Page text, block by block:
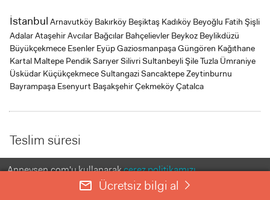
İstanbul Arnavutköy Bakırköy Beşiktaş Kadıköy Beyoğlu Fatih Şişli
AdalarAtaşehirAvcılar Bağcılar Bahçelievler Beykoz Beylikdüzü
Büyükçekmece Esenler EyüpGaziosmanpaşaGüngören Kağıthane
Kartal Maltepe PendikSarıyerSilivriSultanbeyliŞileTuzla Ümraniye
Üsküdar KüçükçekmeceSultangaziSancaktepeZeytinburnu
Bayrampaşa Esenyurt BaşakşehirÇekmeköyÇatalca
Teslim süresi
close close
Anneysen.com'u kullanarakçerez politikamızı
kabul etmiş olursunuz.
mail_outline Ücretsiz bilgi al right